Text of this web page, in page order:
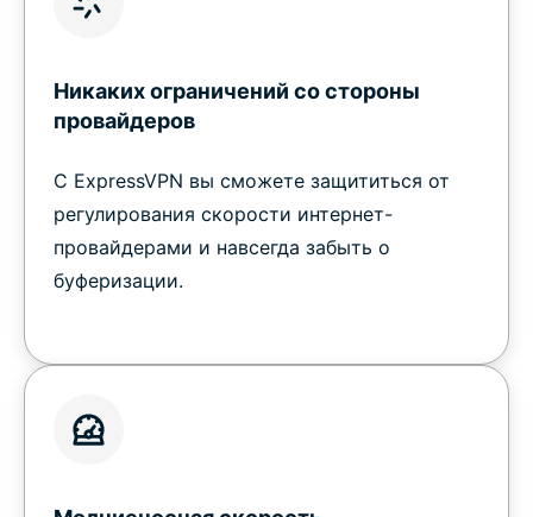
Никаких ограничений со стороны
провайдеров
С ExpressVPN вы сможете защититься от
регулирования скорости интернет-
провайдерами и навсегда забыть о
буферизации.